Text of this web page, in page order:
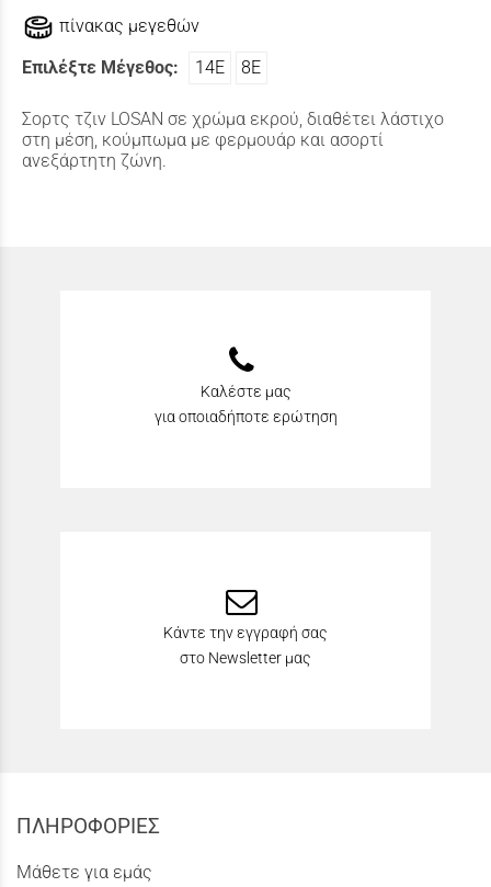
πίνακας μεγεθών
Επιλέξτε Μέγεθος: 14Ε 8Ε
Σορτς τζιν LOSAN σε χρώμα εκρού, διαθέτει λάστιχο
στη μέση, κούμπωμα με φερμουάρ και ασορτί
ανεξάρτητη ζώνη.
Καλέστε μας
για οποιαδήποτε ερώτηση
Κάντε την εγγραφή σας
στο Newsletter μας
ΠΛΗΡΟΦΟΡΙΕΣ
Μάθετε για εμάς